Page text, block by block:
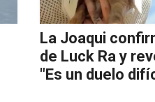
La Joaqui
de Luck Ra y
"Es un duelo